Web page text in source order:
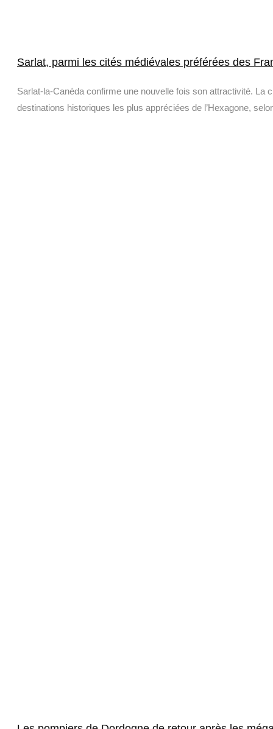
Sarlat, parmi les cités médiévales préférées des
Sarlat-la-Canéda confirme une nouvelle fois son attractivité. La
destinations historiques les plus appréciées de l’Hexagone,